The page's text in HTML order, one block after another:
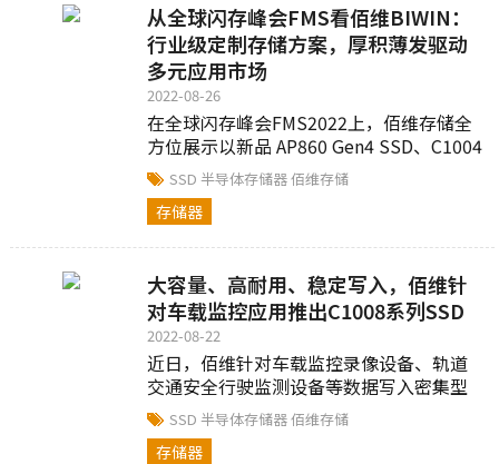
从全球闪存峰会FMS看佰维BIWIN：
行业级定制存储方案，厚积薄发驱动
多元应用市场
2022-08-26
在全球闪存峰会FMS2022上，佰维存储全
方位展示以新品 AP860 Gen4 SSD、C1004
系列SSD、SS321系列 SATA SSD为代表的
全系列产品矩阵及先进技术解决方案...
SSD半导体存储器佰维存储
存储器
大容量、高耐用、稳定写入，佰维针
对车载监控应用推出C1008系列SSD
2022-08-22
近日，佰维针对车载监控录像设备、轨道
交通安全行驶监测设备等数据写入密集型
应用，推出了3.84TB大容量SSD——C1008
系列...
SSD半导体存储器佰维存储
存储器